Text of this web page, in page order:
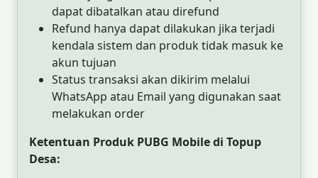
dapat dibatalkan atau direfund
Refund hanya dapat dilakukan jika terjadi
kendala sistem dan produk tidak masuk ke
akun tujuan
Status transaksi akan dikirim melalui
WhatsApp atau Email yang digunakan saat
melakukan order
Ketentuan Produk PUBG Mobile di Topup
Desa: